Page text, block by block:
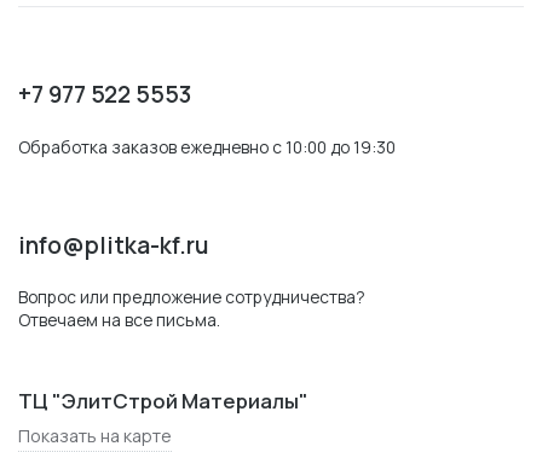
+7 977 522 5553
Обработка заказов ежедневно с 10:00 до 19:30
info@plitka-kf.ru
Вопрос или предложение сотрудничества?
Отвечаем на все письма.
ТЦ "ЭлитСтрой Материалы"
Показать на карте